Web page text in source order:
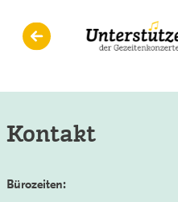
Kontakt
Bürozeiten: